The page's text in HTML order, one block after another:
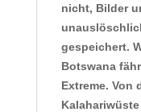
nicht, Bilder
gespeichert.
Botswana
Extreme. Von